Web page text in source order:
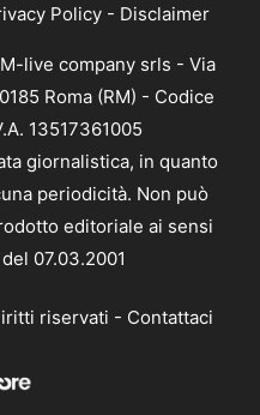
Policy - Disclaimer
live company srls - Via
Roma (RM) - Codice
13517361005
giornalistica, in quanto
periodicità. Non può
editoriale ai sensi
07.03.2001
riservati - Contattaci